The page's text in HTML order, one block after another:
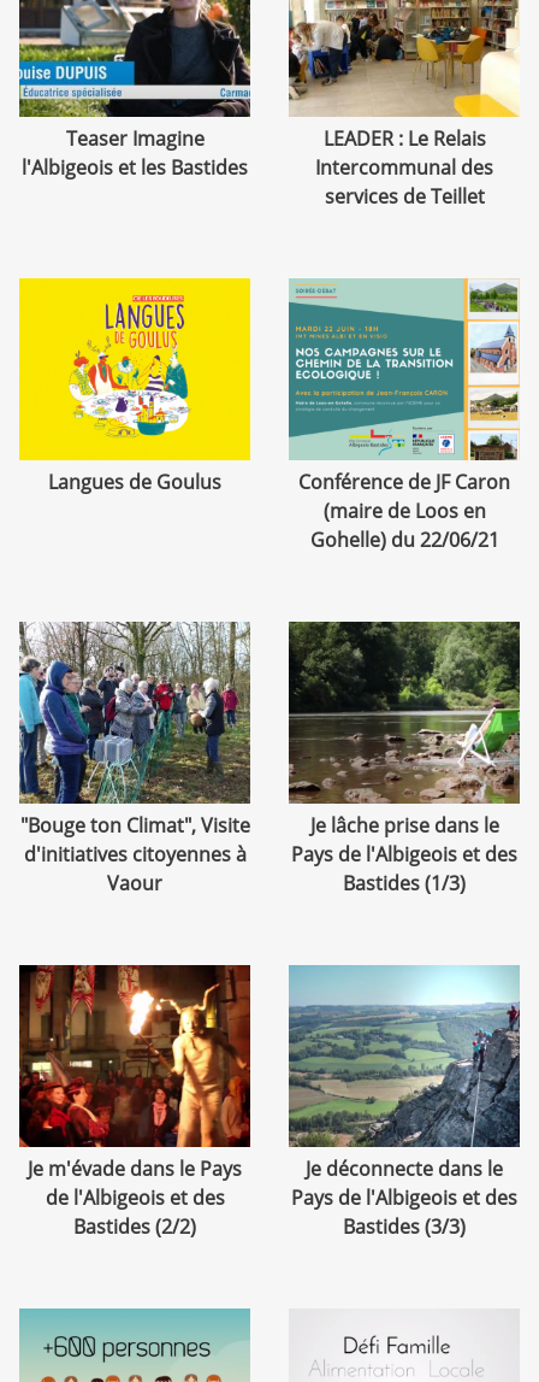
Teaser Imagine
l'Albigeois et les Bastides
LEADER : Le Relais
Intercommunal des
services de Teillet
Langues de Goulus
Conférence de JF Caron
(maire de Loos en
Gohelle) du 22/06/21
"Bouge ton Climat", Visite
d'initiatives citoyennes à
Vaour
Je lâche prise dans le
Pays de l'Albigeois et des
Bastides (1/3)
Je m'évade dans le Pays
de l'Albigeois et des
Bastides (2/2)
Je déconnecte dans le
Pays de l'Albigeois et des
Bastides (3/3)